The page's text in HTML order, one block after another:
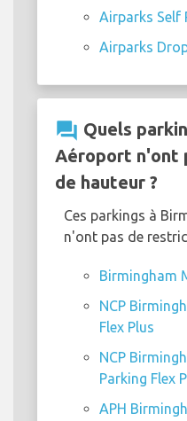
Airparks Self
Airparks
question_answer Quels
Aéroport n'ont
de hauteur ?
Ces parkings à
n'ont pas de
Birmingham
NCP
Flex Plus
NCP
Parking Flex
APH